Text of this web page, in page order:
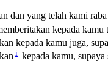
dan yang telah kami raba
kepada kamu
kepada kamu juga,
i kepada kamu,